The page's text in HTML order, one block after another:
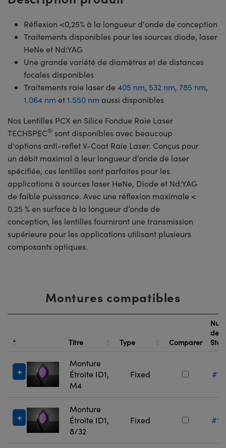
Réflexion <0,25% à la longueur d'onde de conception
Traitements disponibles pour les sources diode, laser
HeNe et Nd:YAG
Une grande variété de diamètres et de distances
focales disponibles
Traitements raie laser de405 nm, 532 nm, 785 nm,
1.064 nm et1.550 nm aussi disponibles
Nos Lentilles PCX en Silice Fondue Raie Laser
TECHSPEC® sont disponibles avec beaucoup
d'options anti-reflet V-Coat Raie Laser. Conçus pour
un débit maximal à leur longueur d’onde de laser
spécifiée, ces lentilles sont parfaites pour les
applications à sources laser HeNe, Diode et Nd:YAG
de faible puissance. Avec une réflexion maximale <
0,25 % en surface à la longueur d’onde de
conception, les lentilles fourniront une transmission
supérieure pour les applications utilisant plusieurs
composants optiques.
Montures compatibles
Titre Type Comparer
de
Monture
Étroite ID1,
M4
Fixed
Monture
Étroite ID1,
8/32
Fixed